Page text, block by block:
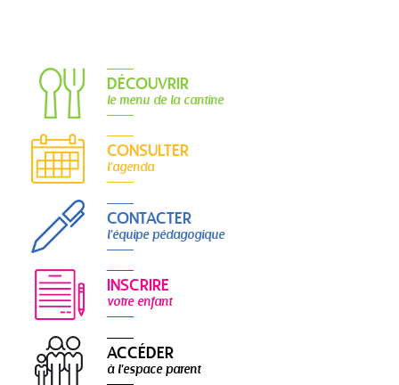
DÉCOUVRIR
le menu de la cantine
CONSULTER
l'agenda
CONTACTER
l'équipe pédagogique
INSCRIRE
votre enfant
ACCÉDER
à l'espace parent